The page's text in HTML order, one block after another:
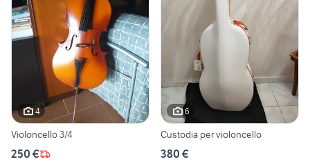
4
Violoncello 3/4
250 €
6
Custodia per violoncello
380 €